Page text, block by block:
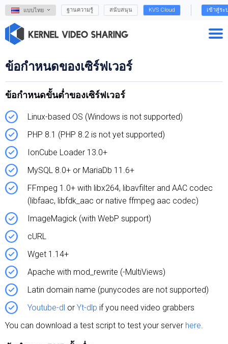
แบบไทย ฐานความรู้ สนับสนุน KVS Cloud เข้าสู่ระ
ข้อกำหนดของเซิร์ฟเวอร์
ข้อกำหนดขั้นต่ำของเซิร์ฟเวอร์
Linux-based OS (Windows is not supported)
PHP 8.1 (PHP 8.2 is not yet supported)
IonCube Loader 13.0+
MySQL 8.0+ or MariaDb 11.6+
FFmpeg 1.0+ with libx264, libavfilter and AAC codec
(libfaac, libfdk_aac or native ffmpeg aac codec)
ImageMagick (with WebP support)
cURL
Wget 1.14+
Apache with mod_rewrite (-MultiViews)
Latin domain name (punycodes are not supported)
Youtube-dl or Yt-dlp if you need video grabbers
You can download a test script to test your server here.